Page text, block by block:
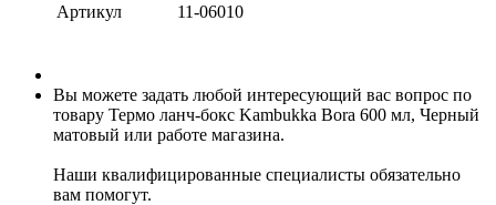
Артикул
11-06010
Вы можете задать любой интересующий вас вопрос по
товару Термо ланч-бокс Kambukka Bora 600 мл, Черный
матовый или работе магазина.
Наши квалифицированные специалисты обязательно
вам помогут.